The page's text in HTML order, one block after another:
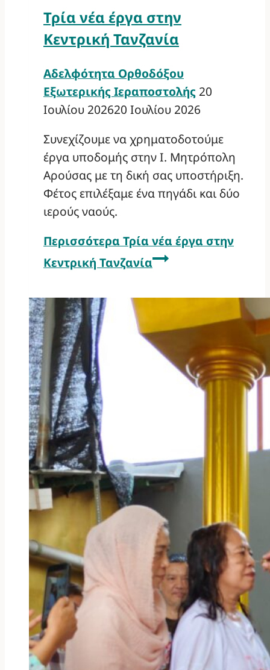
Τρία νέα έργα στην
Κεντρική Τανζανία
Αδελφότητα Ορθοδόξου
Εξωτερικής Ιεραποστολής 20
Ιουλίου 202620 Ιουλίου 2026
Συνεχίζουμε να χρηματοδοτούμε
έργα υποδομής στην Ι. Μητρόπολη
Αρούσας με τη δική σας υποστήριξη.
Φέτος επιλέξαμε ένα πηγάδι και δύο
ιερούς ναούς.
Περισσότερα Τρία νέα έργα στην
Κεντρική Τανζανία